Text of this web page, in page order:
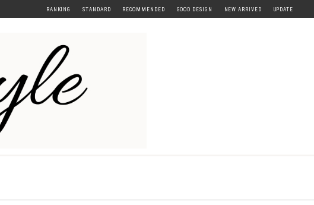
UPDATE
NEW ARRIVED
GOOD DESIGN
RECOMMENDED
STANDARD
RANKING